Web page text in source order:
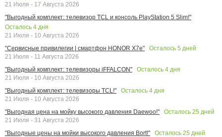
21 Июля - 17 Августа 2026
"Выгодный комплект: телевизор TCL и консоль PlayStation 5 Slim!"
Осталось 4 дня
21 Июля - 10 Августа 2026
"Сервисные привилегии | смартфон HONOR X7e"
Осталось 5 дней
21 Июля - 11 Августа 2026
"Выгодный комплект: телевизоры iFFALCON"
Осталось 4 дня
21 Июля - 10 Августа 2026
"Выгодный комплект: телевизоры TCL!"
Осталось 4 дня
21 Июля - 10 Августа 2026
"Выгодная цена на мойку высокого давления Daewoo!"
Осталось 25 дней
21 Июля - 31 Августа 2026
"Выгодные цены на мойки высокого давления Bort!"
Осталось 25 дней